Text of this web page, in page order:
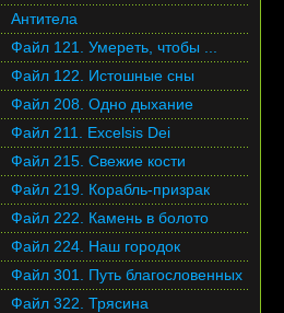
Антитела
Файл 121. Умереть, чтобы ...
Файл 122. Истошные сны
Файл 208. Одно дыхание
Файл 211. Excelsis Dei
Файл 215. Свежие кости
Файл 219. Корабль-призрак
Файл 222. Камень в болото
Файл 224. Наш городок
Файл 301. Путь благословенных
Файл 322. Трясина